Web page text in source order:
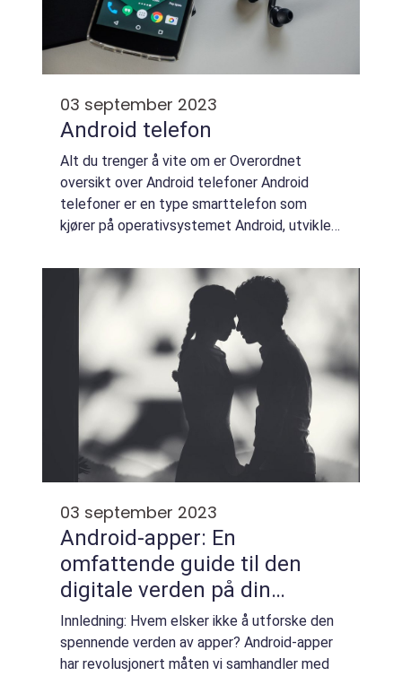
03 september 2023
Android telefon
Alt du trenger å vite om er Overordnet
oversikt over Android telefoner Android
telefoner er en type smarttelefon som
kjører på operativsystemet Android, utviklet
kildekodeprosjekt som tilbyr en plattform
for utvikling a...
03 september 2023
Android-apper: En
omfattende guide til den
digitale verden på din
Android-enhet
Innledning: Hvem elsker ikke å utforske den
spennende verden av apper? Android-apper
har revolusjonert måten vi samhandler med